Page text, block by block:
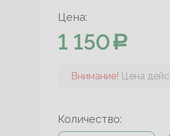
Цена:
1 150
Внимание! Цена
Количество: